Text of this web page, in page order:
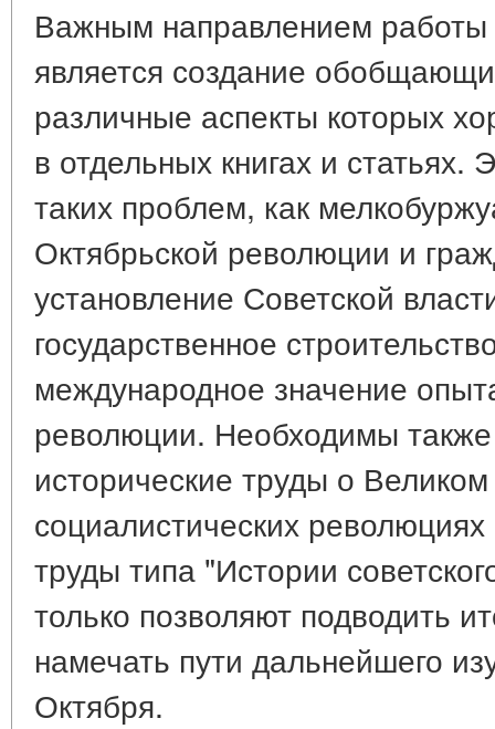
Важным направлением работы
является создание
различные аспекты которых
в отдельных книгах и статьях.
таких проблем, как
Октябрьской революции и
установление Советской
государственное
международное значение
революции. Необходимы
исторические труды о
социалистических
труды типа "Истории
только позволяют подводить
намечать пути дальнейшего
Октября.